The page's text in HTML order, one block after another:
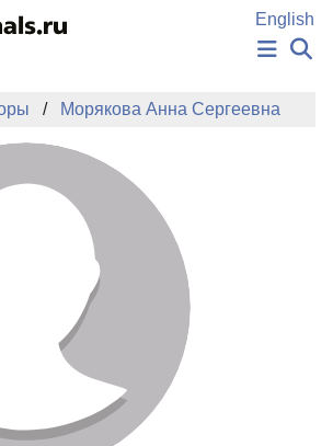
содержанию
English
НОВОСТИ
АВТОРЫ
ПОДАТЬ РУКОПИСЬ
БАЗА ЗНАНИЙ
КЛЮЧЕВЫЕ СЛОВА
Морякова Анна Сергеевна